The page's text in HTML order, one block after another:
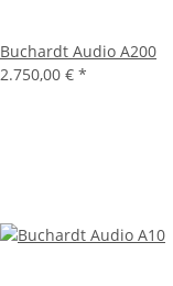
Buchardt Audio A200
2.750,00 € *